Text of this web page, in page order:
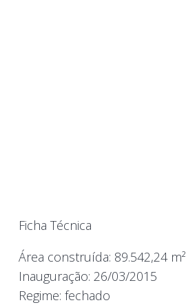
Ficha Técnica
Área construída: 89.542,24 m²
Inauguração: 26/03/2015
Regime: fechado